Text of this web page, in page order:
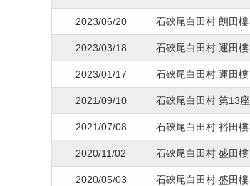
2023/06/20 石硤尾白田村 朗田樓
2023/03/18 石硤尾白田村 運田樓
2023/01/17 石硤尾白田村 運田樓
2021/09/10 石硤尾白田村 第13座
2021/07/08 石硤尾白田村 裕田樓
2020/11/02 石硤尾白田村 盛田樓
2020/05/03 石硤尾白田村 盛田樓